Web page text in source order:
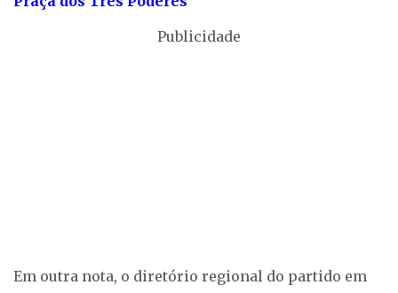
Publicidade
Em outra nota, o diretório regional do partido em